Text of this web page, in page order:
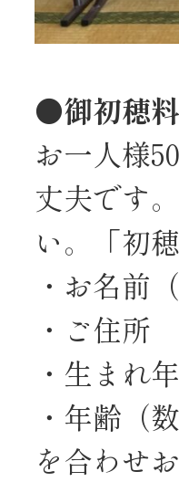
●御初穂料
お一人様
丈夫です
い。「初
・お名前
・ご住所
・生まれ年
・年齢（
を合わせ